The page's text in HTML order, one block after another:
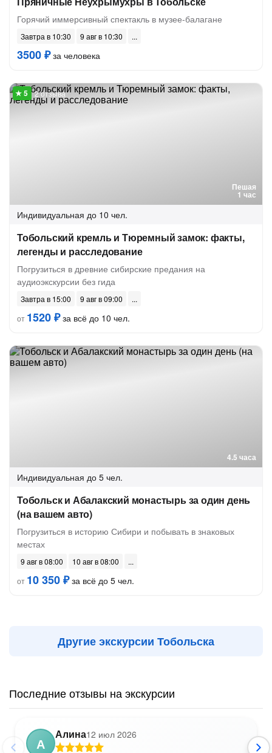
Горячий иммерсивный спектакль в музее-балагане
Завтра в 10:30 9 авг в 10:30
3500 ₽за человека
Пешая
1 час
2 отзыва
Индивидуальная до 10 чел.
Тобольский кремль и Тюремный замок: факты,
легенды и расследование
Погрузиться в древние сибирские предания на
аудиоэкскурсии без гида
Завтра в 15:00
9 авг в 09:00
от 1520 ₽за всё до 10 чел.
4.5 часа
Индивидуальная до 5 чел.
Тобольск и Абалакский монастырь за один день
(на вашем авто)
Погрузиться в историю Сибири и побывать в знаковых
местах
9 авг в 08:00
10 авг в 08:00
от 10 350 ₽за всё до 5 чел.
Другие экскурсии Тобольска
Последние отзывы на экскурсии
А
Алина12 июл 2026